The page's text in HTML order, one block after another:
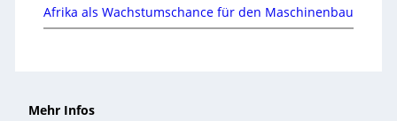
Afrika als Wachstumschance für den Maschinenbau
Mehr Infos